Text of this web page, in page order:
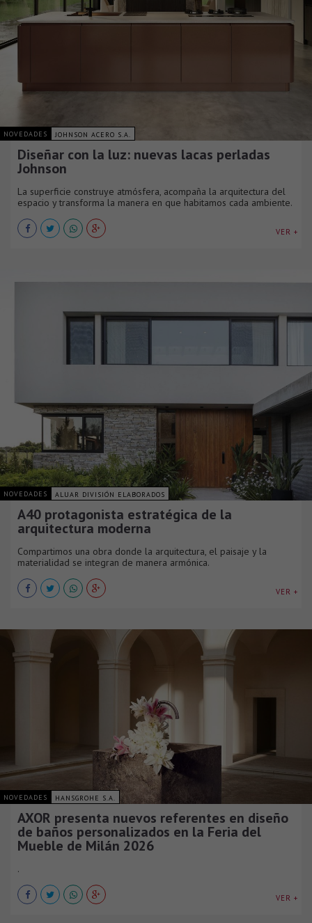
NOVEDADES JOHNSON ACERO S.A.
Diseñar con la luz: nuevas lacas perladas
Johnson
La superficie construye atmósfera, acompaña la arquitectura del
espacio y transforma la manera en que habitamos cada ambiente.
VER +
NOVEDADES ALUAR DIVISIÓN ELABORADOS
A40 protagonista estratégica de la
arquitectura moderna
Compartimos una obra donde la arquitectura, el paisaje y la
materialidad se integran de manera armónica.
VER +
NOVEDADES HANSGROHE S.A.
AXOR presenta nuevos referentes en diseño
de baños personalizados en la Feria del
Mueble de Milán 2026
.
VER +